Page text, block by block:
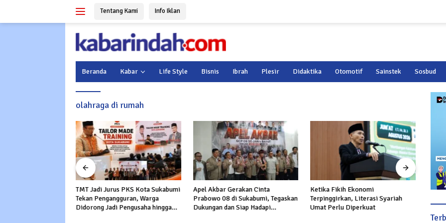
Tentang Kami Info Iklan
Beranda Kabar Life Style Bisnis Ibrah Plesir Didaktika Otomotif Sainstek Sosbud
olahraga di rumah
TMT Jadi Jurus PKS Kota Sukabumi
Tekan Pengangguran, Warga
Didorong Jadi Pengusaha hingga
Apel Akbar Gerakan Cinta
Prabowo 08 di Sukabumi, Tegaskan
Dukungan dan Siap Hadapi
Ketika Fikih Ekonomi
Terpinggirkan, Literasi Syariah
Umat Perlu Diperkuat